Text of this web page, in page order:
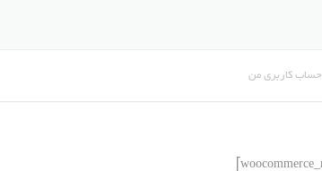
حساب کاربری من